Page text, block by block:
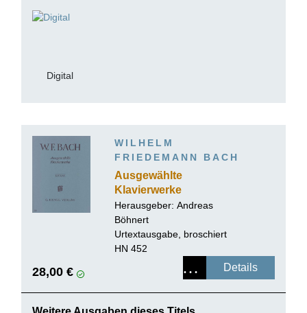
Digital
WILHELM
FRIEDEMANN BACH
Ausgewählte
Klavierwerke
Herausgeber: Andreas
Böhnert
Urtextausgabe, broschiert
HN 452
28,00 € Details